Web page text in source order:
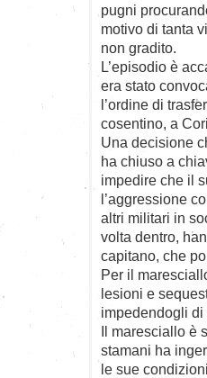
pugni
motivo di tanta
non gradito.
L’episodio è
era stato
l’ordine di
cosentino, a
Una decisione
ha chiuso a
impedire che il
l’aggressione
altri militari in
volta dentro,
capitano, che
Per il
lesioni e
impedendogli di
Il maresciallo è
stamani ha
le sue